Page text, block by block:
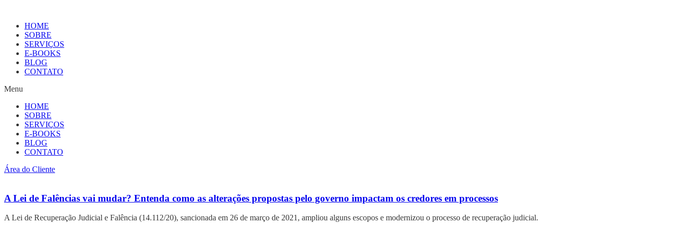
HOME
SOBRE
SERVIÇOS
E-BOOKS
BLOG
CONTATO
Menu
HOME
SOBRE
SERVIÇOS
E-BOOKS
BLOG
CONTATO
Área do Cliente
A Lei de Falências vai mudar? Entenda como as alterações propostas pelo governo impactam os credores em processos
A Lei de Recuperação Judicial e Falência (14.112/20), sancionada em 26 de março de 2021, ampliou alguns escopos e modernizou o processo de recuperação judicial.